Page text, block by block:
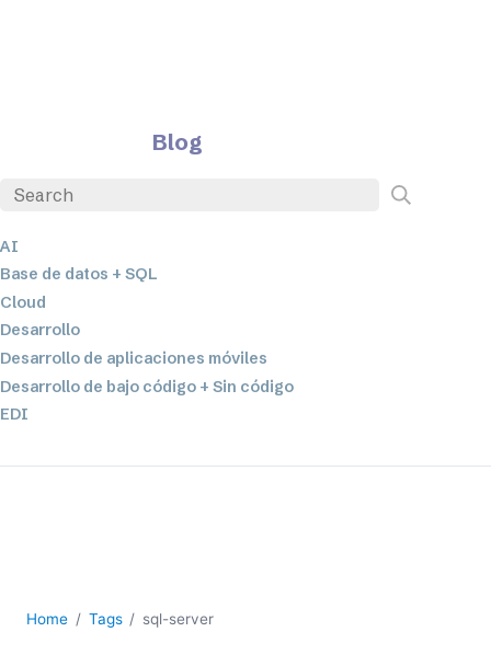
Blog
AI
Base de datos + SQL
Cloud
Desarrollo
Desarrollo de aplicaciones móviles
Desarrollo de bajo código + Sin código
EDI
Integración de datos
XBRLHome Tags sql-server